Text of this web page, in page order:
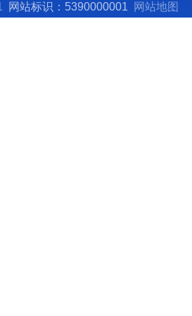
网站标识：5390000001 网站地图